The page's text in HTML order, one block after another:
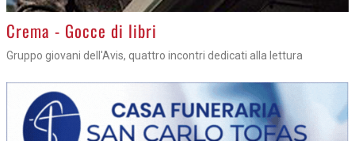
Crema - Gocce di libri
Gruppo giovani dell'Avis, quattro incontri dedicati alla lettura